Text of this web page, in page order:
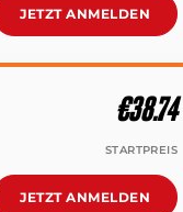
JETZT ANMELDEN
€38.74
STARTPREIS
JETZT ANMELDEN